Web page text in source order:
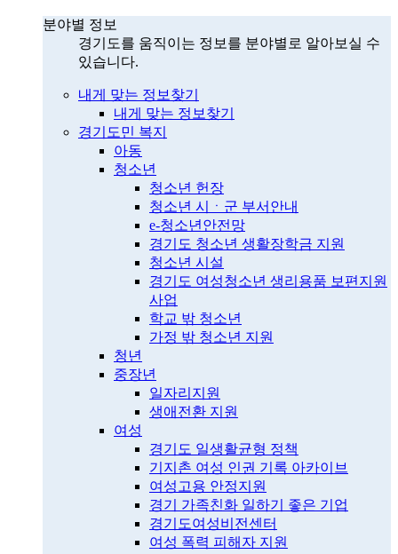
분야별 정보
경기도를 움직이는 정보를 분야별로 알아보실 수
있습니다.
내게 맞는 정보찾기
내게 맞는 정보찾기
경기도민 복지
아동
청소년
청소년 헌장
청소년 시ㆍ군 부서안내
e-청소년안전망
경기도 청소년 생활장학금 지원
청소년 시설
경기도 여성청소년 생리용품 보편지원
사업
학교 밖 청소년
가정 밖 청소년 지원
청년
중장년
일자리지원
생애전환 지원
여성
경기도 일생활균형 정책
기지촌 여성 인권 기록 아카이브
여성고용 안정지원
경기 가족친화 일하기 좋은 기업
경기도여성비전센터
여성 폭력 피해자 지원